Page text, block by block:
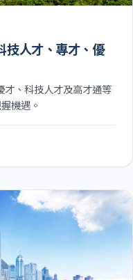
人才、專才、優
才、科技人才及高才通等
機遇。